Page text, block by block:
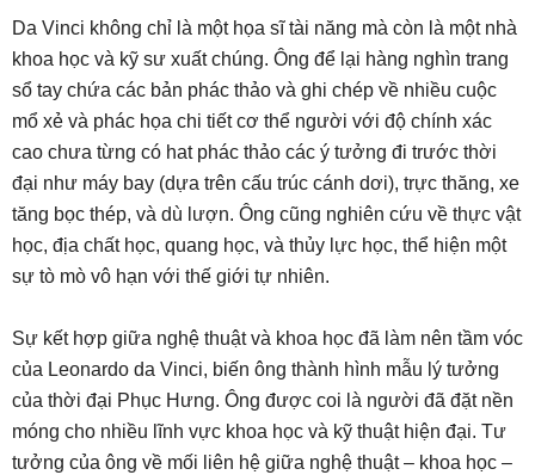
Da Vinci không chỉ là một họa sĩ tài năng mà còn là một nhà
khoa học và kỹ sư xuất chúng. Ông để lại hàng nghìn trang
sổ tay chứa các bản phác thảo và ghi chép về nhiều cuộc
mổ xẻ và phác họa chi tiết cơ thể người với độ chính xác
cao chưa từng có hat phác thảo các ý tưởng đi trước thời
đại như máy bay (dựa trên cấu trúc cánh dơi), trực thăng, xe
tăng bọc thép, và dù lượn. Ông cũng nghiên cứu về thực vật
học, địa chất học, quang học, và thủy lực học, thể hiện một
sự tò mò vô hạn với thế giới tự nhiên.
Sự kết hợp giữa nghệ thuật và khoa học đã làm nên tầm vóc
của Leonardo da Vinci, biến ông thành hình mẫu lý tưởng
của thời đại Phục Hưng. Ông được coi là người đã đặt nền
móng cho nhiều lĩnh vực khoa học và kỹ thuật hiện đại. Tư
tưởng của ông về mối liên hệ giữa nghệ thuật – khoa học –